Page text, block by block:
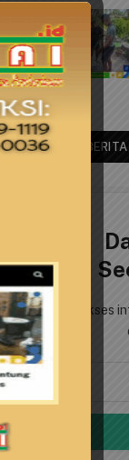
AKSES BERITA
Akses